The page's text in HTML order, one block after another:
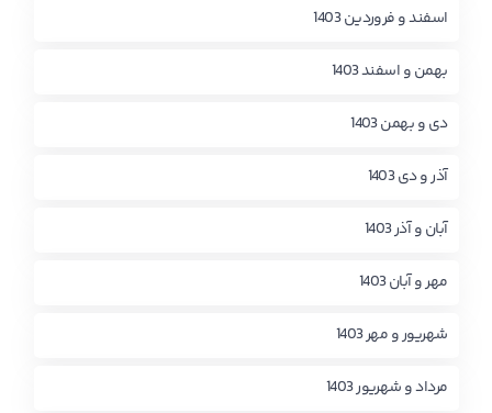
اسفند و فروردین 1403
بهمن و اسفند 1403
دی و بهمن 1403
آذر و دی 1403
آبان و آذر 1403
مهر و آبان 1403
شهریور و مهر 1403
مرداد و شهریور 1403